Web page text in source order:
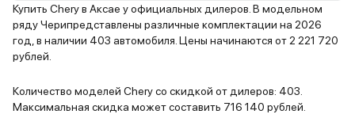
100 км. Из плюсов также стоит
отметить богатую комплектацию.
Есть все необходимые опции:
камеры кругового обзора,
панорамная крыша,
стильная
Салон
Купить Chery в Аксае у официальных дилеров. В модельном
ряду Черипредставлены различные комплектации на 2026
год, в наличии 403 автомобиля. Цены начинаются от 2 221 720
рублей.
Количество моделей Chery со скидкой от дилеров: 403.
Максимальная скидка может составить 716 140 рублей.